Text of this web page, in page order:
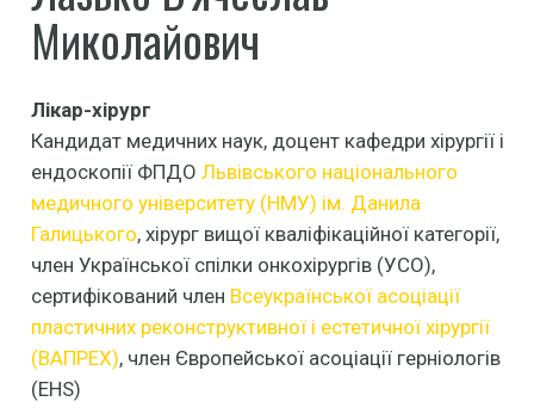
Миколайович
Лікар-хірург
Кандидат медичних наук, доцент кафедри хірургії і
ендоскопії ФПДО Львівського національного
медичного університету (НМУ) ім. Данила
Галицького, хірург вищої кваліфікаційної категорії,
член Української спілки онкохірургів (УСО),
сертифікований член Всеукраїнської асоціації
пластичних реконструктивної і естетичної хірургії
(ВАПРЕХ), член Європейської асоціації герніологів
(ЕHS)